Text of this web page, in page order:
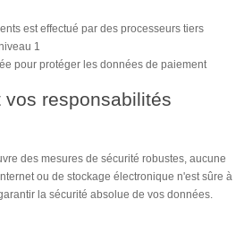
est effectué par des processeurs tiers
1
pour protéger les données de paiement
responsabilités
des mesures de sécurité robustes, aucune
ou de stockage électronique n'est sûre à
la sécurité absolue de vos données.